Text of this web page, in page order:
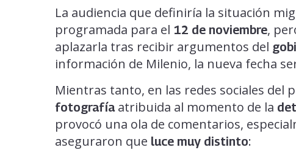
La audiencia que definiría la situación
programada para el 12 de noviembre,
aplazarla tras recibir argumentos del
información de Milenio, la nueva fecha
Mientras tanto, en las redes sociales del
fotografíaatribuida al momento de la
provocó una ola de comentarios,
aseguraron que luce muy distinto: